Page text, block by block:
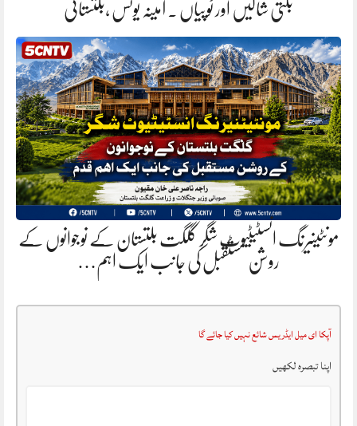
بلتی شالیں اور ٹوپیاں . آمینہ یونس ،بلتستانی
مونٹینیرنگ انسٹیٹیوٹ شگر گلگت بلتستان کے نوجوانوں کے
روشن مستقبل کی جانب ایک اہم…
آپکا ای میل ایڈریس شائع نہیں کیا جائے گا
اپنا تبصرہ لکھیں